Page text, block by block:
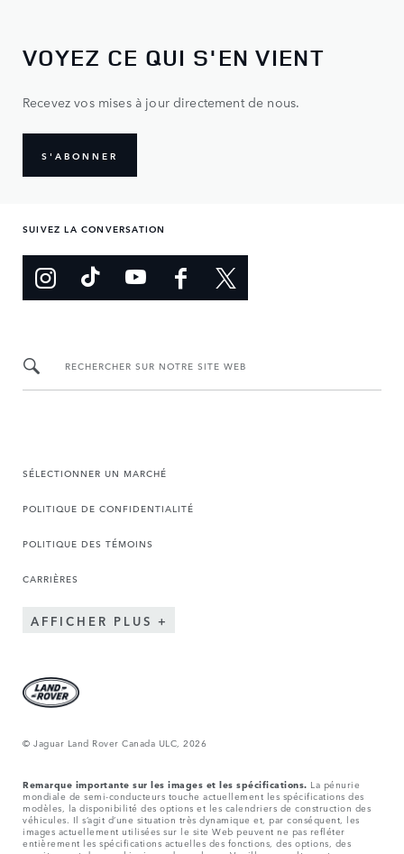
VOYEZ CE QUI S'EN VIENT
Recevez vos mises à jour directement de nous.
S'ABONNER
SUIVEZ LA CONVERSATION
RECHERCHER SUR NOTRE SITE WEB
SÉLECTIONNER UN MARCHÉ
POLITIQUE DE CONFIDENTIALITÉ
POLITIQUE DES TÉMOINS
CARRIÈRES
AFFICHER PLUS
© Jaguar Land Rover Canada ULC, 2026
Remarque importante sur les images et les spécifications. La pénurie
mondiale de semi-conducteurs touche actuellement les spécifications des
modèles, la disponibilité des options et les calendriers de construction des
véhicules. Il s’agit d’une situation très dynamique et, par conséquent, les
images actuellement utilisées sur le site Web peuvent ne pas refléter
entièrement les spécifications actuelles des fonctions, des options, des